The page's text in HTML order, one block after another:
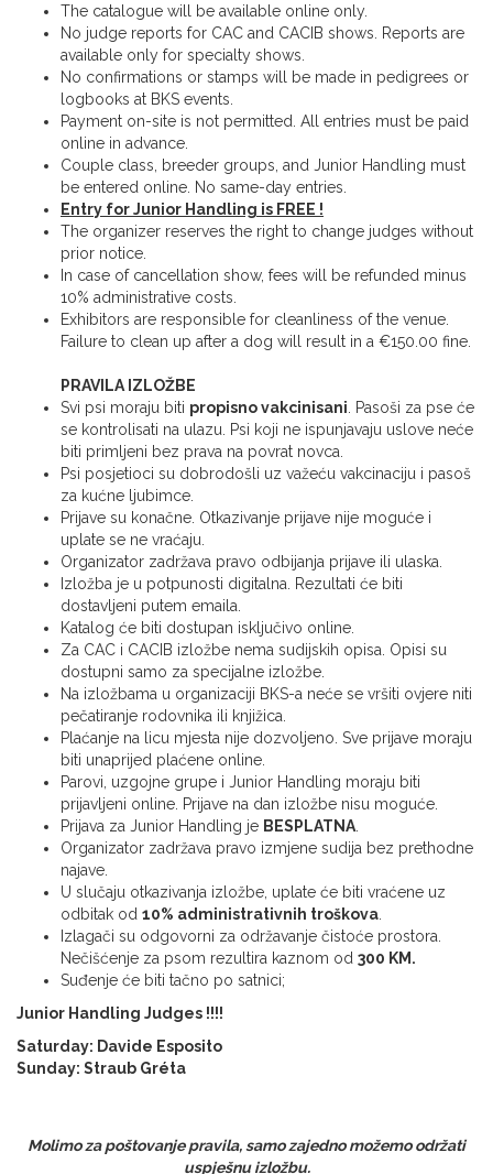
The catalogue will be available online only.
No judge reports for CAC and CACIB shows. Reports are
available only for specialty shows.
No confirmations or stamps will be made in pedigrees or
logbooks at BKS events.
Payment on-site is not permitted. All entries must be paid
online in advance.
Couple class, breeder groups, and Junior Handling must
be entered online. No same-day entries.
Entry for Junior Handling is FREE !
The organizer reserves the right to change judges without
prior notice.
In case of cancellation show, fees will be refunded minus
10% administrative costs.
Exhibitors are responsible for cleanliness of the venue.
Failure to clean up after a dog will result in a €150.00 fine.
PRAVILA IZLOŽBE
Svi psi moraju biti propisno vakcinisani. Pasoši za pse će
se kontrolisati na ulazu. Psi koji ne ispunjavaju uslove neće
biti primljeni bez prava na povrat novca.
Psi posjetioci su dobrodošli uz važeću vakcinaciju i pasoš
za kućne ljubimce.
Prijave su konačne. Otkazivanje prijave nije moguće i
uplate se ne vraćaju.
Organizator zadržava pravo odbijanja prijave ili ulaska.
Izložba je u potpunosti digitalna. Rezultati će biti
dostavljeni putem emaila.
Katalog će biti dostupan isključivo online.
Za CAC i CACIB izložbe nema sudijskih opisa. Opisi su
dostupni samo za specijalne izložbe.
Na izložbama u organizaciji BKS-a neće se vršiti ovjere niti
pečatiranje rodovnika ili knjižica.
Plaćanje na licu mjesta nije dozvoljeno. Sve prijave moraju
biti unaprijed plaćene online.
Parovi, uzgojne grupe i Junior Handling moraju biti
prijavljeni online. Prijave na dan izložbe nisu moguće.
Prijava za Junior Handling je BESPLATNA.
Organizator zadržava pravo izmjene sudija bez prethodne
najave.
U slučaju otkazivanja izložbe, uplate će biti vraćene uz
odbitak od 10% administrativnih troškova.
Izlagači su odgovorni za održavanje čistoće prostora.
Nečišćenje za psom rezultira kaznom od 300 KM.
Suđenje će biti tačno po satnici;
Junior Handling Judges !!!!
Saturday: Davide Esposito
Sunday: Straub Gréta
Molimo za poštovanje pravila, samo zajedno možemo održati
uspješnu izložbu.